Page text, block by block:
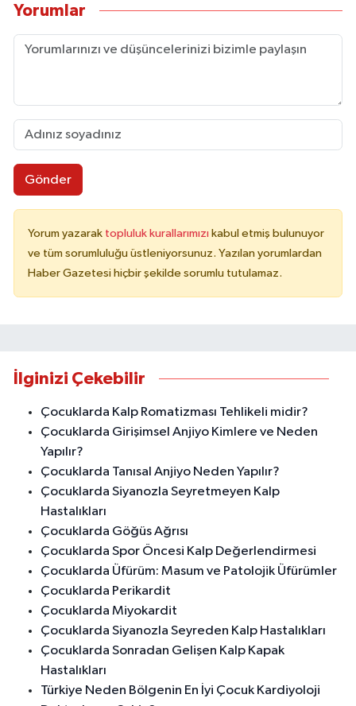
Yorumlar
Gönder
Yorum yazarak topluluk kurallarımızı kabul etmiş bulunuyor
ve tüm sorumluluğu üstleniyorsunuz. Yazılan yorumlardan
Haber Gazetesi hiçbir şekilde sorumlu tutulamaz.
İlginizi Çekebilir
Çocuklarda Kalp Romatizması Tehlikeli midir?
Çocuklarda Girişimsel Anjiyo Kimlere ve Neden
Yapılır?
Çocuklarda Tanısal Anjiyo Neden Yapılır?
Çocuklarda Siyanozla Seyretmeyen Kalp
Hastalıkları
Çocuklarda Göğüs Ağrısı
Çocuklarda Spor Öncesi Kalp Değerlendirmesi
Çocuklarda Üfürüm: Masum ve Patolojik Üfürümler
Çocuklarda Perikardit
Çocuklarda Miyokardit
Çocuklarda Siyanozla Seyreden Kalp Hastalıkları
Çocuklarda Sonradan Gelişen Kalp Kapak
Hastalıkları
Türkiye Neden Bölgenin En İyi Çocuk Kardiyoloji